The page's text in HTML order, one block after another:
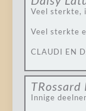
Veel sterkte,
Veel sterkte
CLAUDI EN
TRossard
Innige